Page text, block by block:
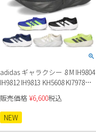
adidas ギャラクシー 8 M IH9804
IH9812 IH9813 KH5608 KI7978
KI7980
販売価格 ¥6,600税込
NEW